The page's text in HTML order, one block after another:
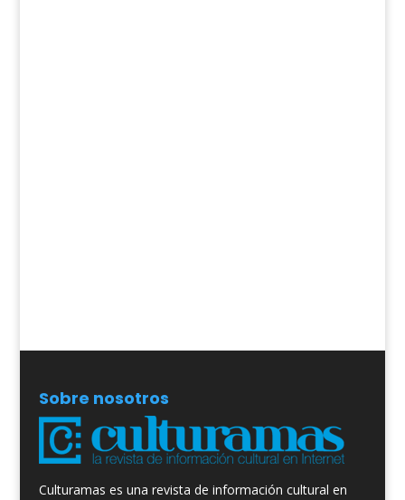
Sobre nosotros
Culturamas es una revista de información cultural en